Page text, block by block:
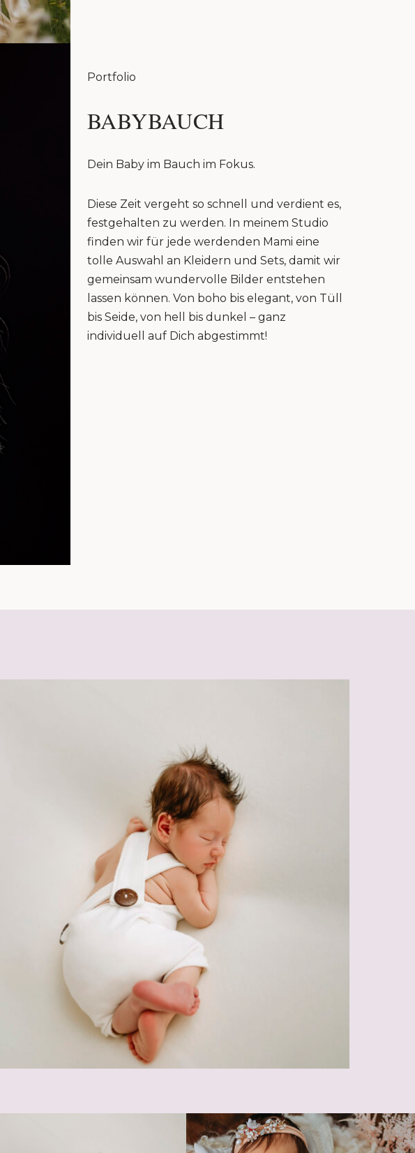
Portfolio
BABYBAUCH
Dein Baby im Bauch im Fokus.
Diese Zeit vergeht so schnell und verdient es,
festgehalten zu werden. In meinem Studio
finden wir für jede werdenden Mami eine
tolle Auswahl an Kleidern und Sets, damit wir
gemeinsam wundervolle Bilder entstehen
lassen können. Von boho bis elegant, von Tüll
bis Seide, von hell bis dunkel – ganz
individuell auf Dich abgestimmt!